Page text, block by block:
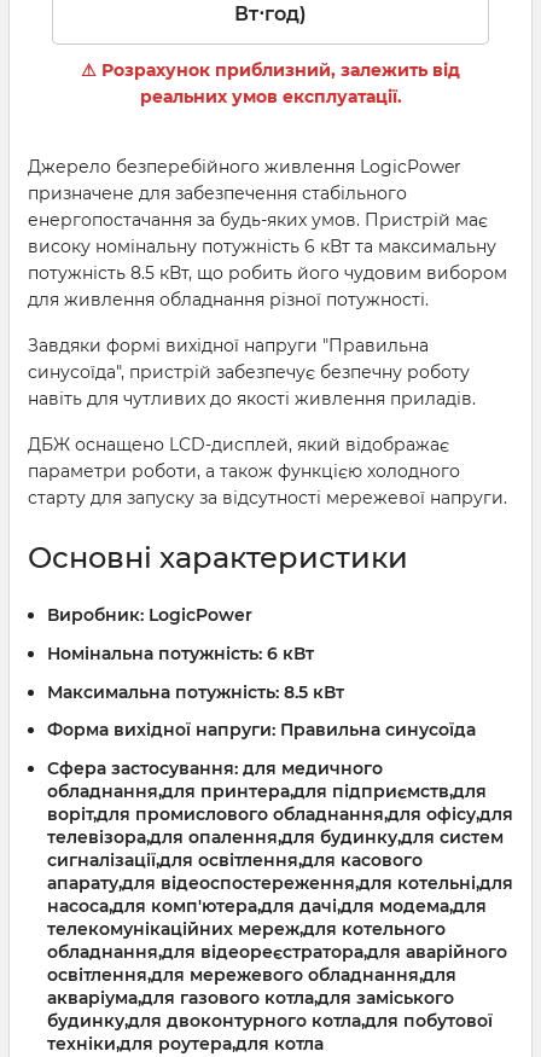
Вт⋅год)
⚠ Розрахунок приблизний, залежить від
реальних умов експлуатації.
Джерело безперебійного живлення LogicPower
призначене для забезпечення стабільного
енергопостачання за будь-яких умов. Пристрій має
високу номінальну потужність 6 кВт та максимальну
потужність 8.5 кВт, що робить його чудовим вибором
для живлення обладнання різної потужності.
Завдяки формі вихідної напруги "Правильна
синусоїда", пристрій забезпечує безпечну роботу
навіть для чутливих до якості живлення приладів.
ДБЖ оснащено LCD-дисплей, який відображає
параметри роботи, а також функцією холодного
старту для запуску за відсутності мережевої напруги.
Основні характеристики
Виробник: LogicPower
Номінальна потужність: 6 кВт
Максимальна потужність: 8.5 кВт
Форма вихідної напруги: Правильна синусоїда
Сфера застосування: для медичного
обладнання,для принтера,для підприємств,для
воріт,для промислового обладнання,для офісу,для
телевізора,для опалення,для будинку,для систем
сигналізації,для освітлення,для касового
апарату,для відеоспостереження,для котельні,для
насоса,для комп'ютера,для дачі,для модема,для
телекомунікаційних мереж,для котельного
обладнання,для відеореєстратора,для аварійного
освітлення,для мережевого обладнання,для
акваріума,для газового котла,для заміського
будинку,для двоконтурного котла,для побутової
техніки,для роутера,для котла